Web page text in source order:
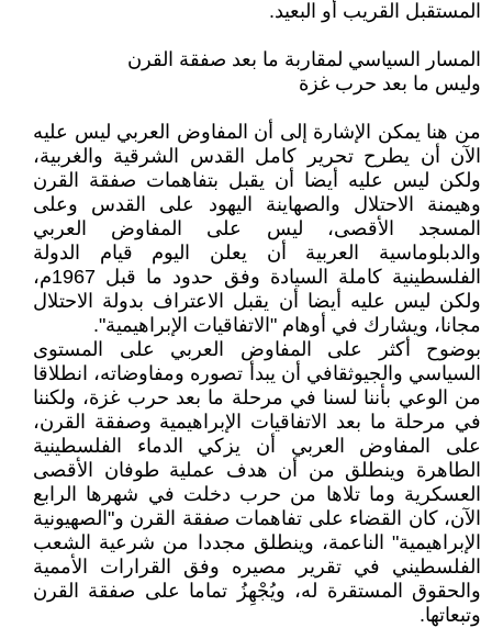
المستقبل القريب أو البعيد.
المسار السياسي لمقاربة ما بعد صفقة القرن
وليس ما بعد حرب غزة
من هنا يمكن الإشارة إلى أن المفاوض العربي ليس عليه
الآن أن يطرح تحرير كامل القدس الشرقية والغربية،
ولكن ليس عليه أيضا أن يقبل بتفاهمات صفقة القرن
وهيمنة الاحتلال والصهاينة اليهود على القدس وعلى
المسجد الأقصى، ليس على المفاوض العربي
والدبلوماسية العربية أن يعلن اليوم قيام الدولة
الفلسطينية كاملة السيادة وفق حدود ما قبل 1967م،
ولكن ليس عليه أيضا أن يقبل الاعتراف بدولة الاحتلال
مجانا، ويشارك في أوهام "الاتفاقيات الإبراهيمية".
بوضوح أكثر على المفاوض العربي على المستوى
السياسي والجيوثقافي أن يبدأ تصوره ومفاوضاته، انطلاقا
من الوعي بأننا لسنا في مرحلة ما بعد حرب غزة، ولكننا
في مرحلة ما بعد الاتفاقيات الإبراهيمية وصفقة القرن،
على المفاوض العربي أن يزكي الدماء الفلسطينية
الطاهرة وينطلق من أن هدف عملية طوفان الأقصى
العسكرية وما تلاها من حرب دخلت في شهرها الرابع
الآن، كان القضاء على تفاهمات صفقة القرن و"الصهيونية
الإبراهيمية" الناعمة، وينطلق مجددا من شرعية الشعب
الفلسطيني في تقرير مصيره وفق القرارات الأممية
والحقوق المستقرة له، ويُجْهِزُ تماما على صفقة القرن
وتبعاتها.